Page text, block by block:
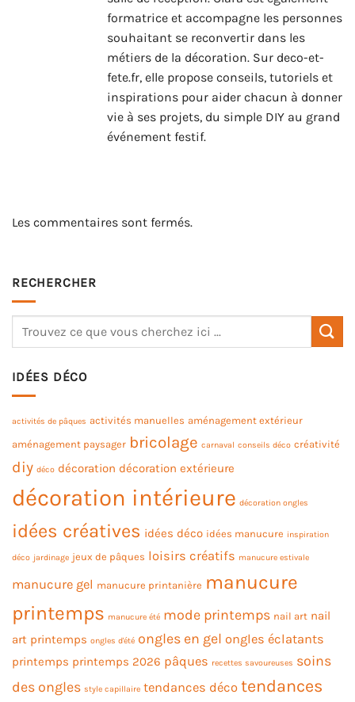
formatrice et accompagne les personnes
souhaitant se reconvertir dans les
métiers de la décoration. Sur deco-et-
fete.fr, elle propose conseils, tutoriels et
inspirations pour aider chacun à donner
vie à ses projets, du simple DIY au grand
événement festif.
Les commentaires sont fermés.
RECHERCHER
IDÉES DÉCO
activités de pâques activités manuelles aménagement extérieur
aménagement paysager bricolage carnaval conseils déco créativité
diy déco décoration décoration extérieure
décoration intérieure décoration ongles
idées créatives idées déco idées manucure inspiration
déco jardinage jeux de pâques loisirs créatifs manucure estivale
manucure gel manucure printanière manucure
printemps manucure été mode printemps nail art nail
art printemps ongles d'été ongles en gel ongles éclatants
printemps printemps 2026 pâques recettes savoureuses soins
des ongles style capillaire tendances déco tendances